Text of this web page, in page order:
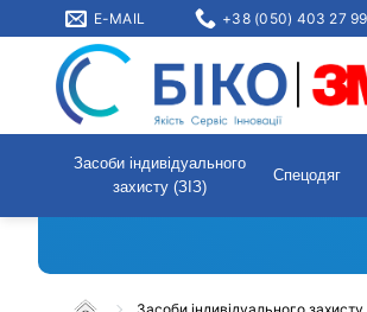
E-MAIL +38 (050) 403 27 99
Засоби індивідуального
захисту (ЗІЗ)
Спецодяг